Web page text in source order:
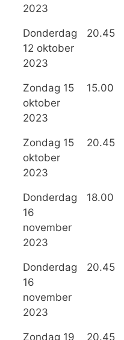
2023
Donderdag
12 oktober
2023
20.45
Zondag 15
oktober
2023
15.00
Zondag 15
oktober
2023
20.45
Donderdag
16
november
2023
18.00
Donderdag
16
november
2023
20.45
Zondag 19
20.45